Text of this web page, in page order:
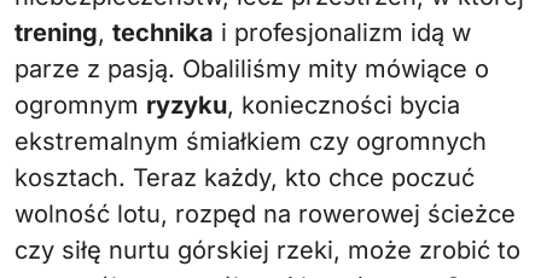
trening, technika i profesjonalizm idą w
parze z pasją. Obaliliśmy mity mówiące o
ogromnym ryzyku, konieczności bycia
ekstremalnym śmiałkiem czy ogromnych
kosztach. Teraz każdy, kto chce poczuć
wolność lotu, rozpęd na rowerowej ścieżce
czy siłę nurtu górskiej rzeki, może zrobić to